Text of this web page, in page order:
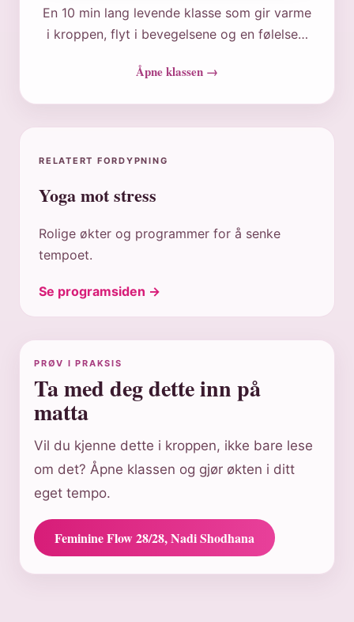
En 10 min lang levende klasse som gir varme
i kroppen, flyt i bevegelsene og en følelse…
Åpne klassen →
RELATERT FORDYPNING
Yoga mot stress
Rolige økter og programmer for å senke
tempoet.
Se programsiden →
PRØV I PRAKSIS
Ta med deg dette inn på
matta
Vil du kjenne dette i kroppen, ikke bare lese
om det? Åpne klassen og gjør økten i ditt
eget tempo.
Feminine Flow 28/28, Nadi Shodhana